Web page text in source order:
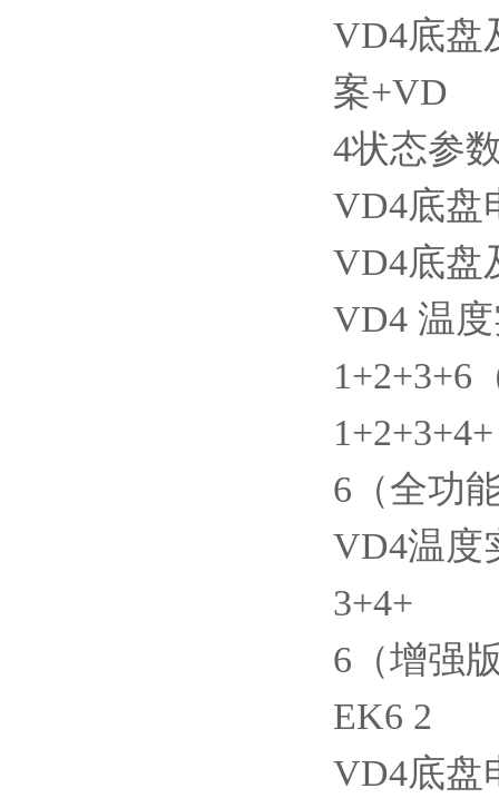
VD4底盘
案+VD
4状态参
VD4底盘
VD4底盘
VD4 温
1+2+3+6
1+2+3+4+
6（全功
VD4温度
3+4+
6（增强
EK6 2
VD4底盘